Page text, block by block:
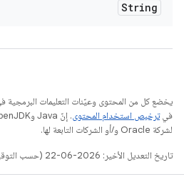
String
يخضع كل من المحتوى وعيّنات التعليمات
فيترخيص استخدام المحتوى
لشركة Oracle و/أو الشركات التابعة لها.
تاريخ التعديل الأخير: 2026-06-22 (حسب التوقيت العالمي المتفَّق عليه)